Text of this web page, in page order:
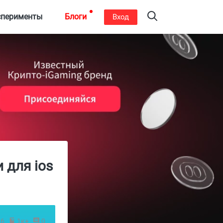
Блоги Вход
для ios
1к+ 0